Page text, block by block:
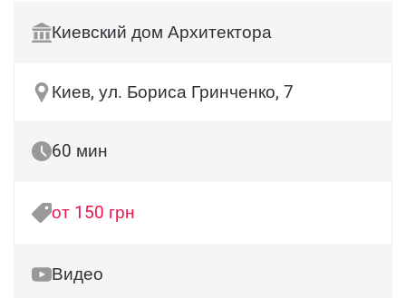
Киевский дом Архитектора
Киев, ул. Бориса Гринченко, 7
60 мин
от 150 грн
Видео